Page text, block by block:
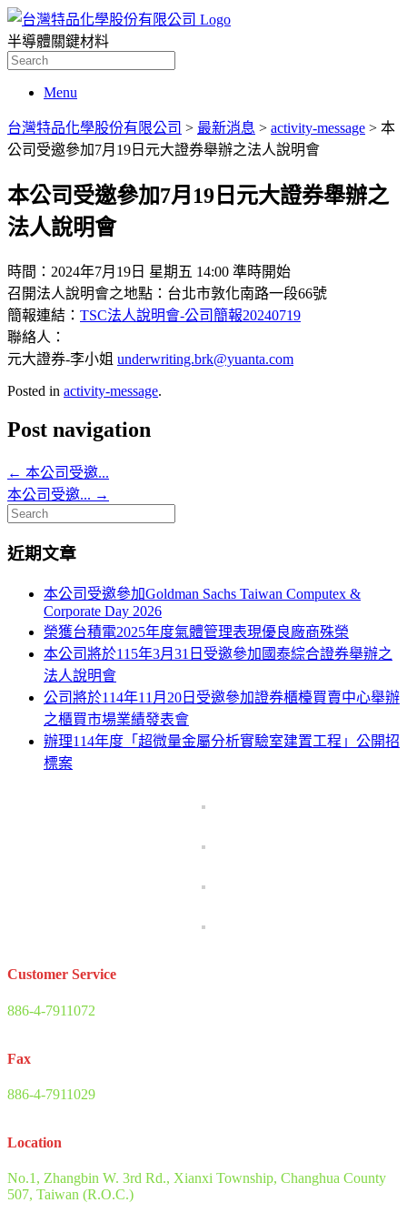
半導體關鍵材料
Search
for:
Menu
台灣特品化學股份有限公司 > 最新消息 > activity-message > 本
公司受邀參加7月19日元大證券舉辦之法人說明會
本公司受邀參加7月19日元大證券舉辦之
法人說明會
時間：2024年7月19日 星期五 14:00 準時開始
召開法人說明會之地點：台北市敦化南路一段66號
簡報連結： TSC法人說明會-公司簡報20240719
聯絡人：
元大證券-李小姐 underwriting.brk@yuanta.com
Posted in activity-message.
Post navigation
← 本公司受邀...
本公司受邀... →
Search
for:
近期文章
本公司受邀參加Goldman Sachs Taiwan Computex &
Corporate Day 2026
榮獲台積電2025年度氣體管理表現優良廠商殊榮
本公司將於115年3月31日受邀參加國泰綜合證券舉辦之
法人說明會
公司將於114年11月20日受邀參加證券櫃檯買賣中心舉辦
之櫃買市場業績發表會
辦理114年度「超微量金屬分析實驗室建置工程」公開招
標案
Customer Service
886-4-7911072
Fax
886-4-7911029
Location
No.1, Zhangbin W. 3rd Rd., Xianxi Township, Changhua County
507, Taiwan (R.O.C.)